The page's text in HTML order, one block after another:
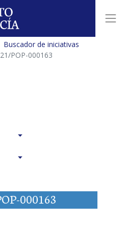
Buscador de iniciativas
POP-000163
000163